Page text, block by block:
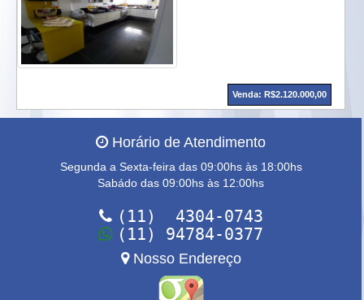
Venda: R$2.120.000,00
Horário de Atendimento
Segunda a Sexta-feira das 09:00hs às 18:00hs
Sabádo das 09:00hs às 12:00hs
(11) 4304-0743
(11) 94784-0377
Nosso Endereço